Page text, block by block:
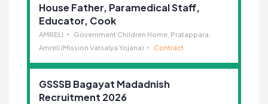
House Father, Paramedical Staff,
Educator, Cook
AMRELI
Government Children Home, Pratappara,
Amreli (Mission Vatsalya Yojana)
Contract
GSSSB Bagayat Madadnish
Recruitment 2026